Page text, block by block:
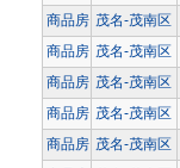
商品房 茂名-茂南区
商品房 茂名-茂南区
商品房 茂名-茂南区
商品房 茂名-茂南区
商品房 茂名-茂南区